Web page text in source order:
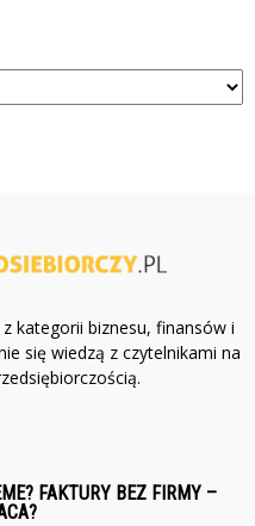
kategorii biznesu, finansów i
się wiedzą z czytelnikami na
FAKTURY BEZ FIRMY –